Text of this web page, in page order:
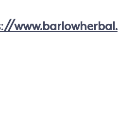
www.barlowherbal.